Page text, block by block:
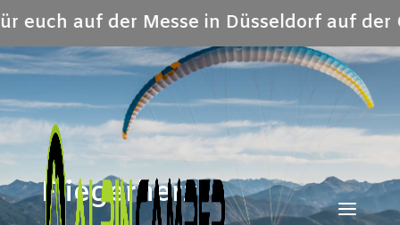
euch auf der Messe in Düsseldorf auf der
a
Fliegerherz